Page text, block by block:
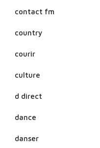
contact fm
country
courir
culture
d direct
dance
danser